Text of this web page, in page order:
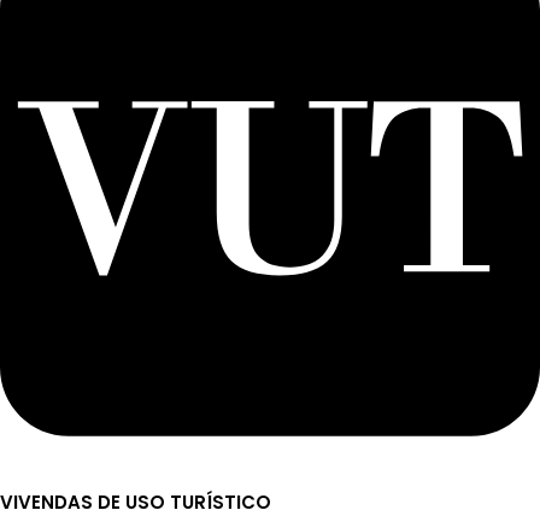
VIVENDAS DE USO TURÍSTICO